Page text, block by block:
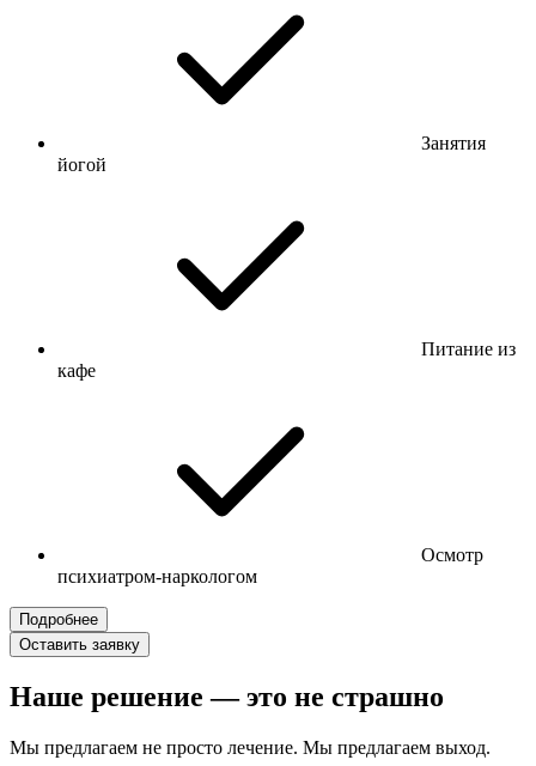
Занятия
йогой
Питание из
кафе
Осмотр
психиатром-наркологом
Подробнее
Оставить заявку
Наше решение — это не страшно
Мы предлагаем не просто лечение. Мы предлагаем выход.